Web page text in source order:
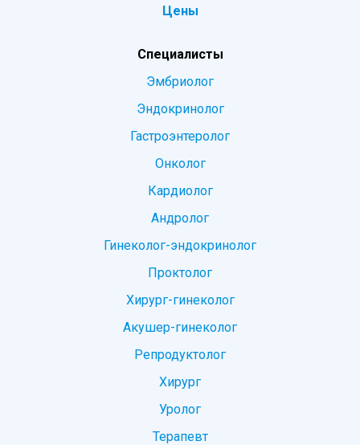
Цены
Специалисты
Эмбриолог
Эндокринолог
Гастроэнтеролог
Онколог
Кардиолог
Андролог
Гинеколог-эндокринолог
Проктолог
Хирург-гинеколог
Акушер-гинеколог
Репродуктолог
Хирург
Уролог
Терапевт